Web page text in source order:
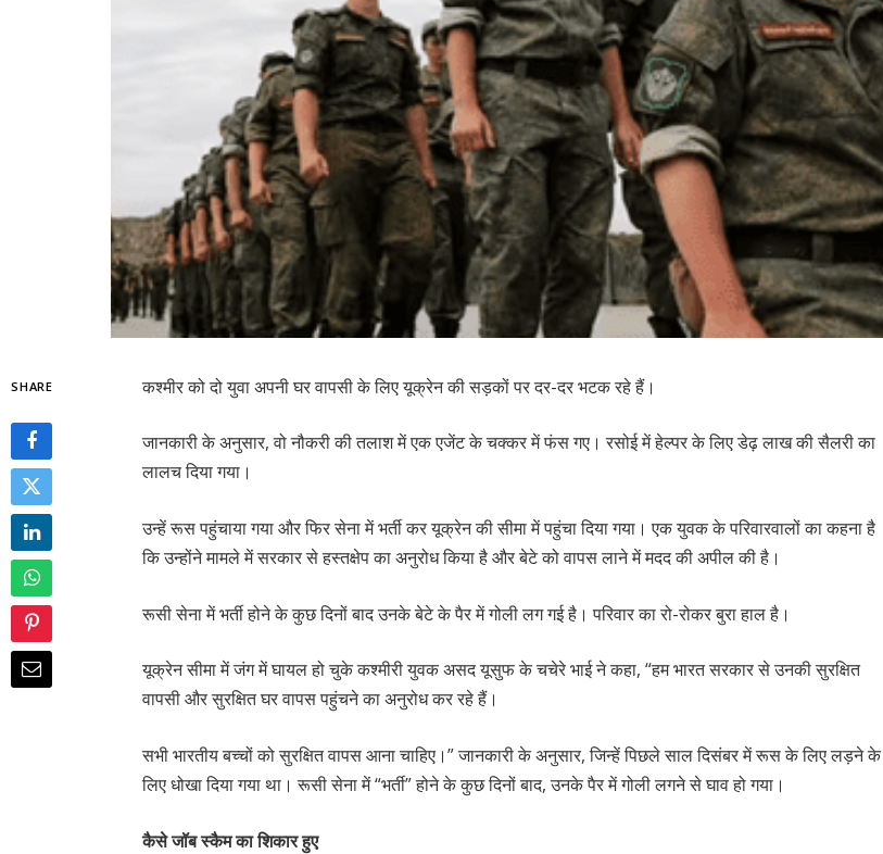
SHARE कश्मीर को दो युवा अपनी घर वापसी के लिए यूक्रेन की सड़कों पर दर-दर भटक रहे हैं।
जानकारी के अनुसार, वो नौकरी की तलाश में एक एजेंट के चक्कर में फंस गए। रसोई में हेल्पर के लिए डेढ़ लाख की सैलरी का
लालच दिया गया।
उन्हें रूस पहुंचाया गया और फिर सेना में भर्ती कर यूक्रेन की सीमा में पहुंचा दिया गया। एक युवक के परिवारवालों का कहना है
कि उन्होंने मामले में सरकार से हस्तक्षेप का अनुरोध किया है और बेटे को वापस लाने में मदद की अपील की है।
रूसी सेना में भर्ती होने के कुछ दिनों बाद उनके बेटे के पैर में गोली लग गई है। परिवार का रो-रोकर बुरा हाल है।
यूक्रेन सीमा में जंग में घायल हो चुके कश्मीरी युवक असद यूसुफ के चचेरे भाई ने कहा, “हम भारत सरकार से उनकी सुरक्षित
वापसी और सुरक्षित घर वापस पहुंचने का अनुरोध कर रहे हैं।
सभी भारतीय बच्चों को सुरक्षित वापस आना चाहिए।” जानकारी के अनुसार, जिन्हें पिछले साल दिसंबर में रूस के लिए लड़ने के
लिए धोखा दिया गया था। रूसी सेना में “भर्ती” होने के कुछ दिनों बाद, उनके पैर में गोली लगने से घाव हो गया।
कैसे जॉब स्कैम का शिकार हुए